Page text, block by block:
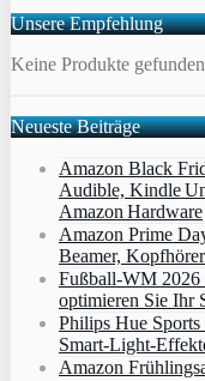
Unsere Empfehlung
Keine Produkte
Neueste Beiträge
Amazon Black
Audible, Kindle
Amazon Hardware
Amazon Prime
Beamer,
Fußball-WM 2026
optimieren Sie Ihr
Philips Hue
Amazon